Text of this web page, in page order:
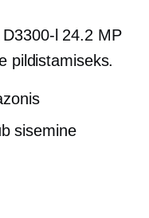
l 24.2 MP
pildistamiseks.
sisemine